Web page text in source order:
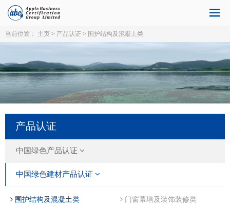
当前位置： 主页 > 产品认证 > 围护结构及混凝土类
产品认证
中国绿色产品认证
中国绿色建材产品认证
围护结构及混凝土类 门窗幕墙及装饰装修类